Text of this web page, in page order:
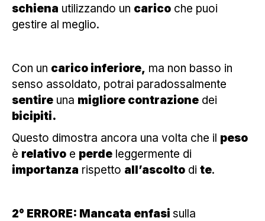
schiena utilizzando un carico che puoi
gestire al meglio.
Con un carico inferiore, ma non basso in
senso assoldato, potrai paradossalmente
sentire una migliore contrazione dei
bicipiti.
Questo dimostra ancora una volta che il peso
è relativo e perde leggermente di
importanza rispetto all’ascolto di te.
2° ERRORE: Mancata enfasi sulla